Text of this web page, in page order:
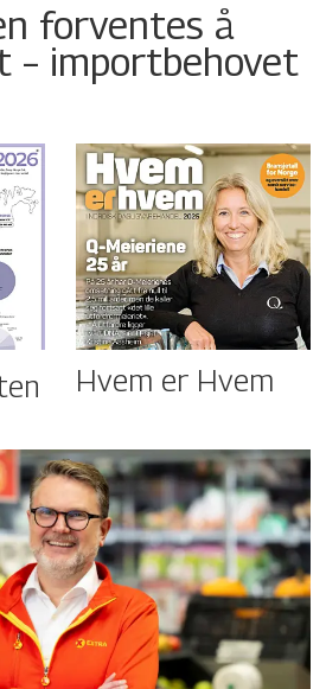
forventes å
– importbehovet
Hvem er Hvem